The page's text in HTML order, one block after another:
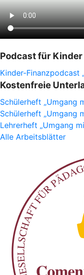
Podcast für Kinder
Kinder-Finanzpodcast
Kostenfreie
Schülerheft „Umgang
Schülerheft „Umgang
Lehrerheft „Umgang
Alle Arbeitsblätter